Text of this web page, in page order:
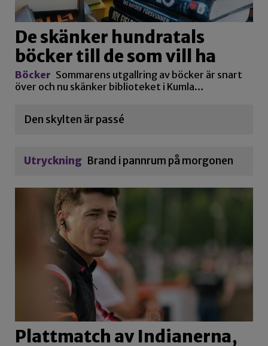
De skänker hundratals
böcker till de som vill ha
Böcker Sommarens utgallring av böcker är snart
över och nu skänker biblioteket i Kumla…
Den skylten är passé
Utryckning Brand i pannrum på morgonen
Plattmatch av Indianerna,